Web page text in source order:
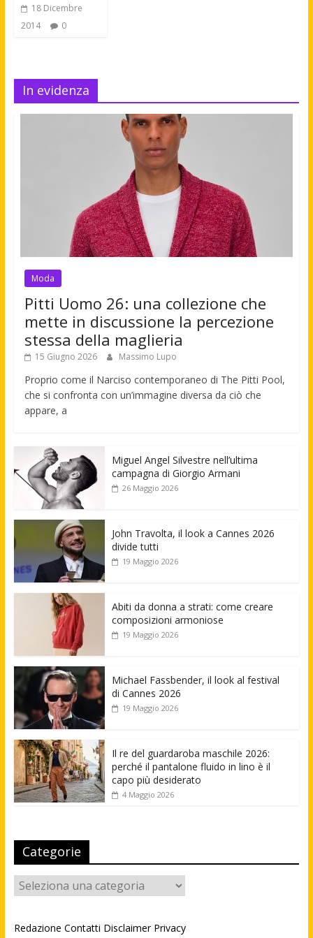
18 Dicembre
2014
0
In evidenza
Moda
Pitti Uomo 26: una collezione che
mette in discussione la percezione
stessa della maglieria
15 Giugno 2026 Massimo Lupo
Proprio come il Narciso contemporaneo di The Pitti Pool,
che si confronta con un’immagine diversa da ciò che
appare, a
Miguel Angel Silvestre nell’ultima
campagna di Giorgio Armani
26 Maggio 2026
John Travolta, il look a Cannes 2026
divide tutti
19 Maggio 2026
Abiti da donna a strati: come creare
composizioni armoniose
19 Maggio 2026
Michael Fassbender, il look al festival
di Cannes 2026
19 Maggio 2026
Il re del guardaroba maschile 2026:
perché il pantalone fluido in lino è il
capo più desiderato
4 Maggio 2026
Categorie
Categorie
Redazione Contatti Disclaimer Privacy